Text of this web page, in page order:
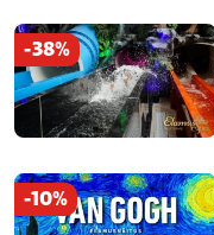
-38%
-10%